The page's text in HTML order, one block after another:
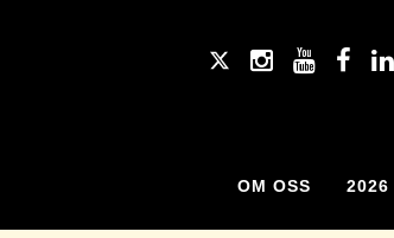
OM OSS 2026